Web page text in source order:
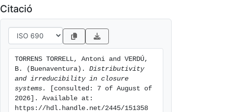
Citació
TORRENS TORRELL, Antoni and VERDÚ,
B. (Buenaventura). Distributivity
and irreducibility in closure
systems.
[consulted: 7 of August of
2026]. Available at:
https://hdl.handle.net/2445/151358